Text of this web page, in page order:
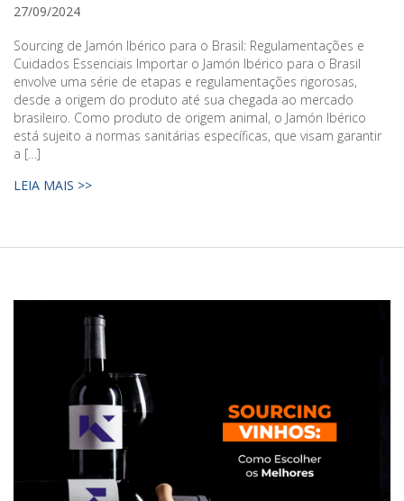
27/09/2024
Sourcing de Jamón Ibérico para o Brasil: Regulamentações e
Cuidados Essenciais Importar o Jamón Ibérico para o Brasil
envolve uma série de etapas e regulamentações rigorosas,
desde a origem do produto até sua chegada ao mercado
brasileiro. Como produto de origem animal, o Jamón Ibérico
está sujeito a normas sanitárias específicas, que visam garantir
a […]
LEIA MAIS >>